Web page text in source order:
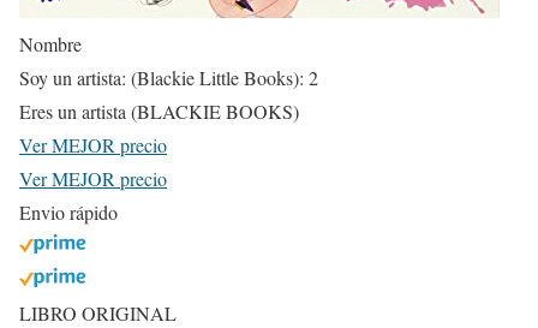
Nombre
Soy un artista: (Blackie Little Books): 2
Eres un artista (BLACKIE BOOKS)
Ver MEJOR precio
Ver MEJOR precio
Envio rápido
LIBRO ORIGINAL